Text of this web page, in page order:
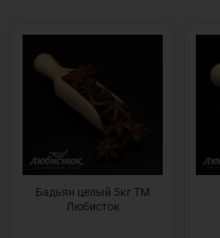
Бадьян целый 5кг ТМ
Любисток